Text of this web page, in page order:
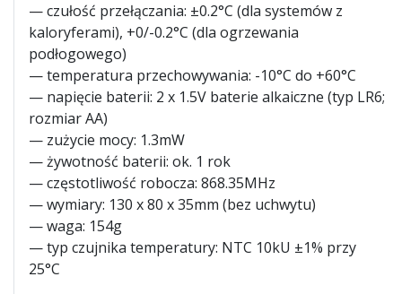
— czułość przełączania: ±0.2°C (dla systemów z
kaloryferami), +0/-0.2°C (dla ogrzewania
podłogowego)
— temperatura przechowywania: -10°C do +60°C
— napięcie baterii: 2 x 1.5V baterie alkaiczne (typ LR6;
rozmiar AA)
— zużycie mocy: 1.3mW
— żywotność baterii: ok. 1 rok
— częstotliwość robocza: 868.35MHz
— wymiary: 130 x 80 x 35mm (bez uchwytu)
— waga: 154g
— typ czujnika temperatury: NTC 10kU ±1% przy
25°C